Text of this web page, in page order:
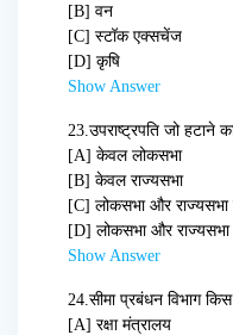
[B] वन
[C] स्टॉक एक्सचेंज
[D] कृषि
Show Answer
23. उपराष्ट्रपति जो हटाने
[A] केवल लोकसभा
[B] केवल राज्यसभा
[C] लोकसभा और राज्यसभा
[D] लोकसभा और
Show Answer
24. सीमा प्रबंधन विभाग
[A] रक्षा मंत्रालय